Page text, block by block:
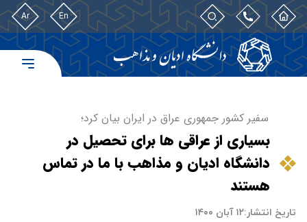
En
Ar
سفیر کشور جمهوری عراق در ایران بیان کرد؛
بسیاری از عراقی ها برای تحصیل در
دانشگاه ادیان و مذاهب با ما در تماس
هستند
تاریخ انتشار:۱۲ آبان ۱۴۰۰